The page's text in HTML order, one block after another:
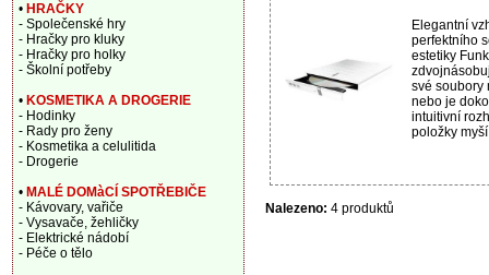
Elegantní
perfektního
estetiky
své soubory
nebo je
intuitivní
položky
Nalezeno: 4 produktů
• HRAČKY
- Společenské hry
- Hračky pro kluky
- Hračky pro holky
- Školní potřeby
• KOSMETIKA A DROGERIE
- Hodinky
- Rady pro ženy
- Kosmetika a celulitida
- Drogerie
• MALÉ DOMàCÍ SPOTŘEBIČE
- Kávovary, vařiče
- Vysavače, žehličky
- Elektrické nádobí
- Péče o tělo